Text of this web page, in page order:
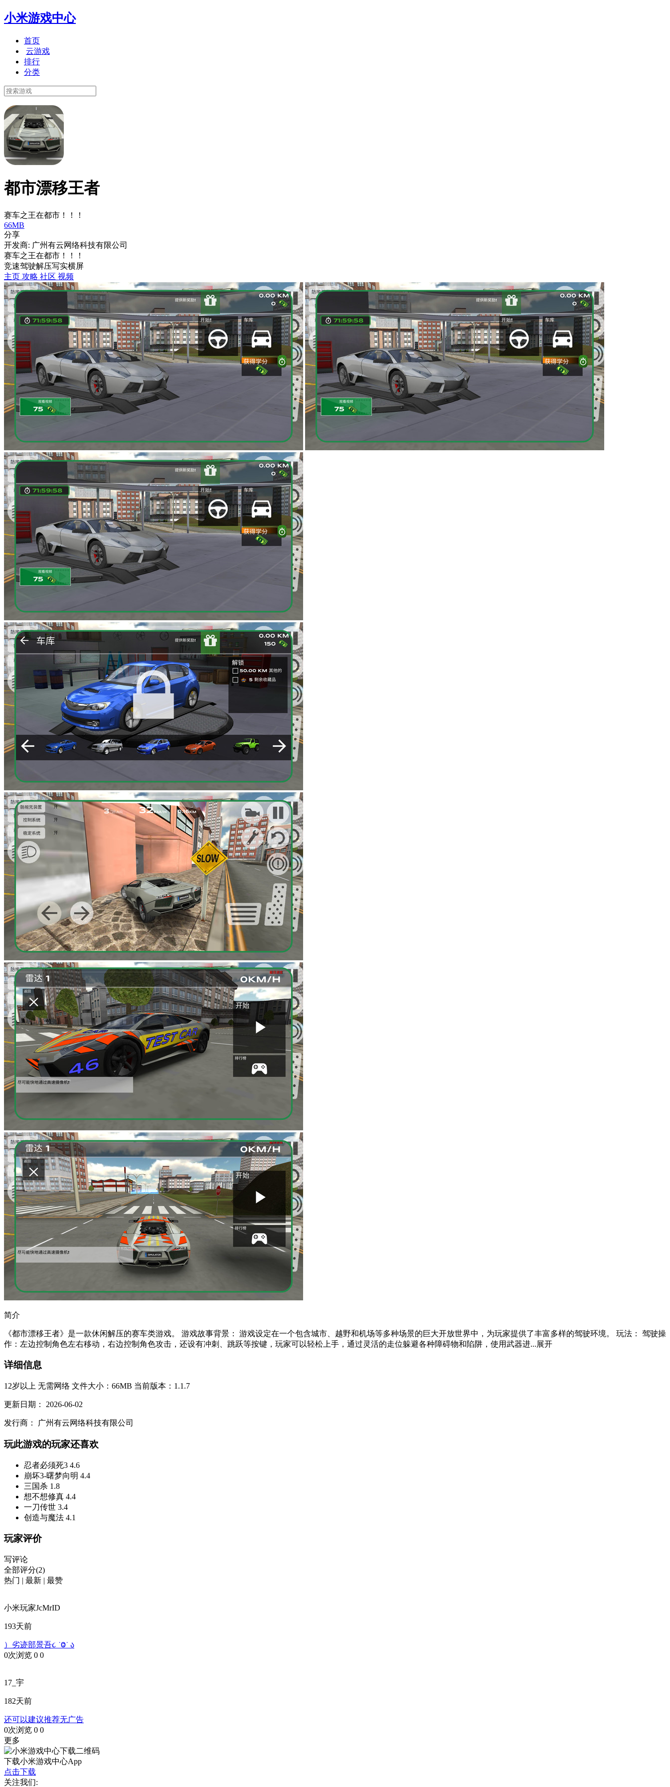
小米游戏中心
首页
云游戏
排行
分类
都市漂移王者
赛车之王在都市！！！
66MB
分享
开发商: 广州有云网络科技有限公司
赛车之王在都市！！！
竞速驾驶解压写实横屏
主页 攻略 社区 视频
简介
《都市漂移王者》是一款休闲解压的赛车类游戏。 游戏故事背景： 游戏设定在一个包含城市、越野和机场等多种场景的巨大开放世界中，为玩家提供了丰富多样的驾驶环境。 玩法： 驾驶操
作：左边控制角色左右移动，右边控制角色攻击，还设有冲刺、跳跃等按键，玩家可以轻松上手，通过灵活的走位躲避各种障碍物和陷阱，使用武器进...展开
详细信息
12岁以上 无需网络 文件大小：66MB 当前版本：1.1.7
更新日期： 2026-06-02
发行商： 广州有云网络科技有限公司
玩此游戏的玩家还喜欢
忍者必须死3 4.6
崩坏3-曙梦向明 4.4
三国杀 1.8
想不想修真 4.4
一刀传世 3.4
创造与魔法 4.1
玩家评价
写评论
全部评分(2)
热门 | 最新 | 最赞
小米玩家JcMrID
193天前
）劣迹部景吾૮ ˙Ⱉ˙ ა
0次浏览 0 0
17_宇
182天前
还可以建议推荐无广告
0次浏览 0 0
更多
下载小米游戏中心App
点击下载
关注我们: